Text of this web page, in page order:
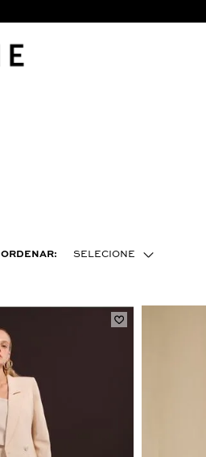
ORDENAR: SELECIONE
ÚLTIMOS LANÇAMENTOS